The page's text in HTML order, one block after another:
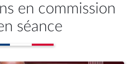
en commission
séance